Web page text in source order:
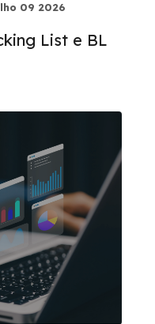
09 2026
List e BL